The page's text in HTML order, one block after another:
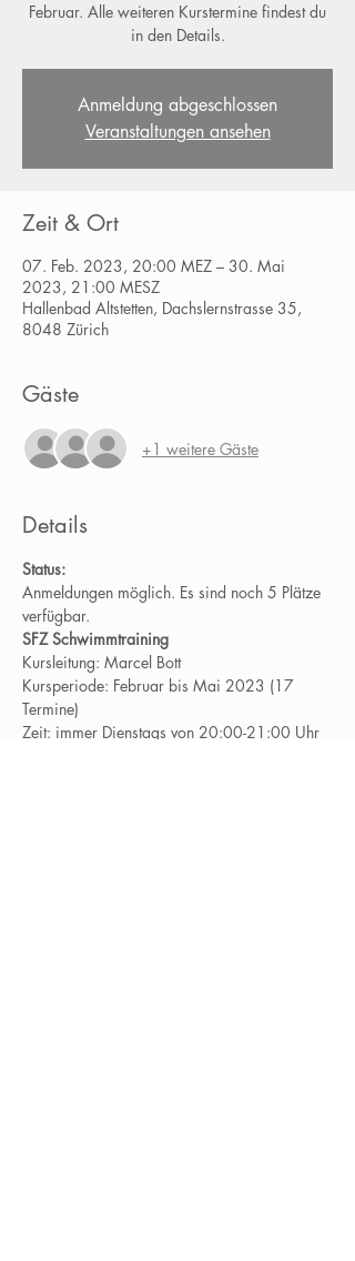
Februar. Alle weiteren Kurstermine findest du
in den Details.
Anmeldung abgeschlossen
Veranstaltungen ansehen
Zeit & Ort
07. Feb. 2023, 20:00 MEZ – 30. Mai
2023, 21:00 MESZ
Hallenbad Altstetten, Dachslernstrasse 35,
8048 Zürich
Gäste
+1 weitere Gäste
Details
Status:
Anmeldungen möglich. Es sind noch 5 Plätze
verfügbar.
SFZ Schwimmtraining
Kursleitung: Marcel Bott
Kursperiode: Februar bis Mai 2023 (17
Termine)
Zeit: immer Dienstags von 20:00-21:00 Uhr